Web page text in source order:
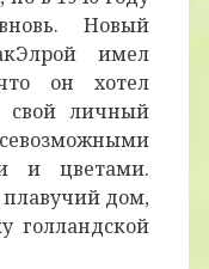
Новый
имел
он хотел
свой личный
и цветами.
дом,
голландской